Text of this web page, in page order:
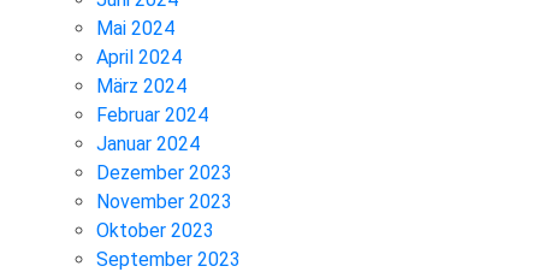
Mai 2024
April 2024
März 2024
Februar 2024
Januar 2024
Dezember 2023
November 2023
Oktober 2023
September 2023